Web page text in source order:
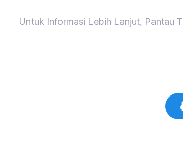
Untuk Informasi Lebih Lanjut, Pantau